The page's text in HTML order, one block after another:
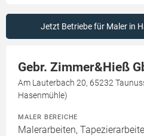
Jetzt Betriebe für Maler in
Gebr. Zimmer&Hieß
Am Lauterbach 20, 65232
Hasenmühle)
MALER BEREICHE
Malerarbeiten,